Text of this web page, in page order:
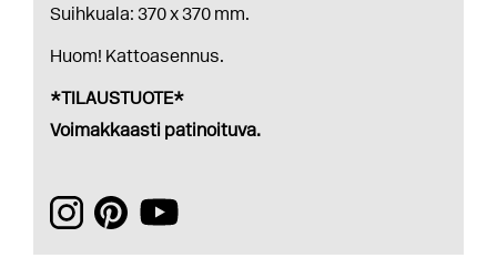
Suihkuala: 370 x 370 mm.
Huom! Kattoasennus.
*TILAUSTUOTE*
Voimakkaasti patinoituva.